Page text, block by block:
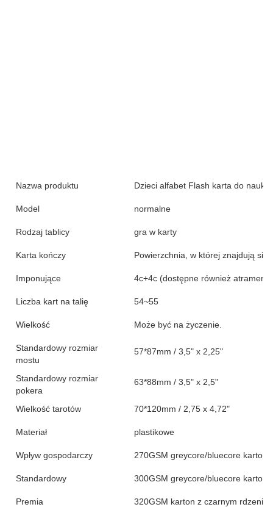
Nazwa produktu Dzieci alfabet Flash karta do nauki
Model normalne
Rodzaj tablicy gra w karty
Karta kończy Powierzchnia, w której znajdują się:
Imponujące 4c+4c (dostępne również
Liczba kart na talię 54~55
Wielkość Może być na życzenie.
Standardowy rozmiar
mostu
57*87mm / 3,5" x 2,25"
Standardowy rozmiar
pokera
63*88mm / 3,5" x 2,5"
Wielkość tarotów 70*120mm / 2,75 x 4,72"
Materiał plastikowe
Wpływ gospodarczy 270GSM greycore/bluecore
Standardowy 300GSM greycore/bluecore karton
Premia 320GSM karton z czarnym